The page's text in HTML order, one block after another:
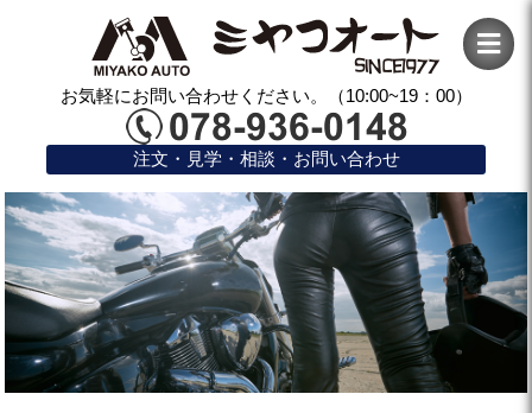
お気軽にお問い合わせください。（10:00~19：00）
注文・見学・相談・お問い合わせ